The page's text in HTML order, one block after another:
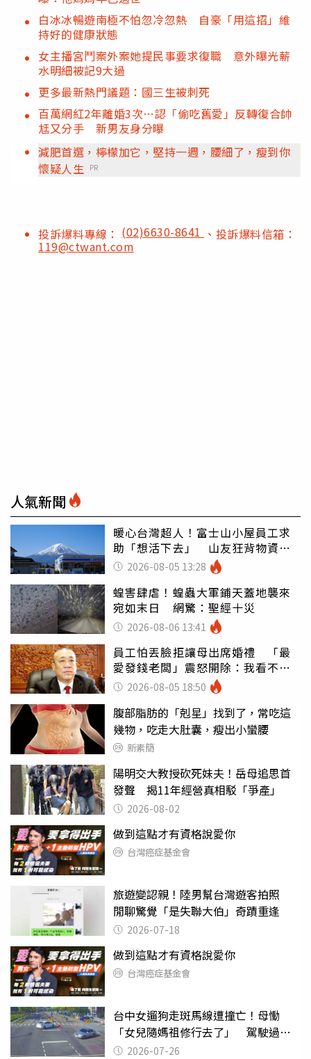
白冰冰暢遊南極不怕忽冷忽熱 自豪「用這招」維
持好的健康狀態
女主播宮鬥案外案她提民事要求復職 意外曝光薪
水明細被記9大過
更多最新熱門議題：國三生被刺死
百萬網紅2年離婚3次…認「偷吃舊愛」反轉復合帥
尪又分手 新男友身分曝
減肥首選，檸檬加它，堅持一週，腰細了，瘦到你
懷疑人生
PR
投訴爆料專線： (02)6630-8641 、投訴爆料信箱：
119@ctwant.com
人氣新聞
暖心台灣超人！富士山小屋員工求
助「想活下去」 山友狂背物資上
山：台灣真的是寶島
2026-08-05 13:28
蝗害肆虐！蝗蟲大軍鋪天蓋地襲來
宛如末日 網驚：聖經十災
2026-08-06 13:41
員工怕丟臉拒讓母出席婚禮 「最
愛發錢老闆」震怒開除：我看不起
你 2026-08-05 18:50
腹部脂肪的「剋星」找到了，常吃這
幾物，吃走大肚囊，瘦出小蠻腰
新素簡
陽明交大教授砍死妹夫！岳母追思首
發聲 揭11年經營真相駁「爭產」
2026-08-02
做到這點才有資格說愛你
台灣癌症基金會
旅遊變認親！陸男幫台灣遊客拍照
閒聊驚覺「是失聯大伯」奇蹟重逢
2026-07-18
做到這點才有資格說愛你
台灣癌症基金會
台中女遛狗走斑馬線遭撞亡！母慟
「女兒隨媽祖修行去了」 駕駛過失
致死判9月
2026-07-26